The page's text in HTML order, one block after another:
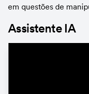
em questões de
Assistente IA